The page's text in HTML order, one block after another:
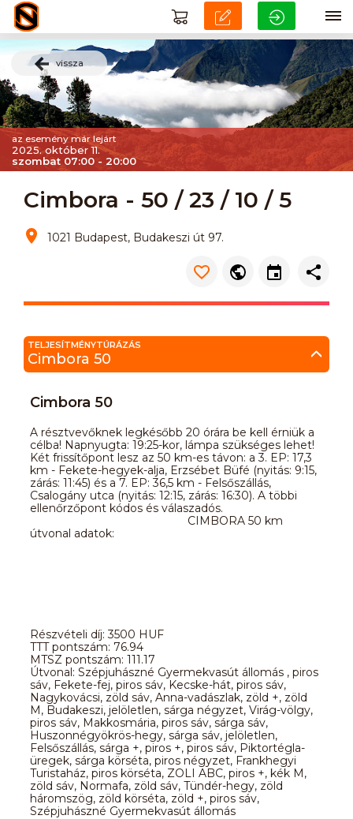
vissza
az esemény már lejárt
2025. október 11.
szombat 07:00 - 20:00
Cimbora - 50 / 23 / 10 / 5
1021 Budapest, Budakeszi út 97.
TELJESÍTMÉNYTÚRÁZÁS
Cimbora 50
Cimbora 50
A résztvevőknek legkésőbb 20 órára be kell érniük a
célba! Napnyugta: 19:25-kor, lámpa szükséges lehet!
Két frissítőpont lesz az 50 km-es távon: a 3. EP: 17,3
km - Fekete-hegyek-alja, Erzsébet Büfé (nyitás: 9:15,
zárás: 11:45) és a 7. EP: 36,5 km - Felsőszállás,
Csalogány utca (nyitás: 12:15, zárás: 16:30). A többi
ellenőrzőpont kódos és válaszadós.
CIMBORA 50 km
útvonal adatok:
Részvételi díj: 3500 HUF
TTT pontszám: 76.94
MTSZ pontszám: 111.17
Útvonal: Szépjuhászné Gyermekvasút állomás , piros
sáv, Fekete-fej, piros sáv, Kecske-hát, piros sáv,
Nagykovácsi, zöld sáv, Anna-vadászlak, zöld +, zöld
M, Budakeszi, jelöletlen, sárga négyzet, Virág-völgy,
piros sáv, Makkosmária, piros sáv, sárga sáv,
Huszonnégyökrös-hegy, sárga sáv, jelöletlen,
Felsőszállás, sárga +, piros +, piros sáv, Piktortégla-
üregek, sárga körséta, piros négyzet, Frankhegyi
Turistaház, piros körséta, ZOLI ABC, piros +, kék M,
zöld sáv, Normafa, zöld sáv, Tündér-hegy, zöld
háromszög, zöld körséta, zöld +, piros sáv,
Szépjuhászné Gyermekvasút állomás